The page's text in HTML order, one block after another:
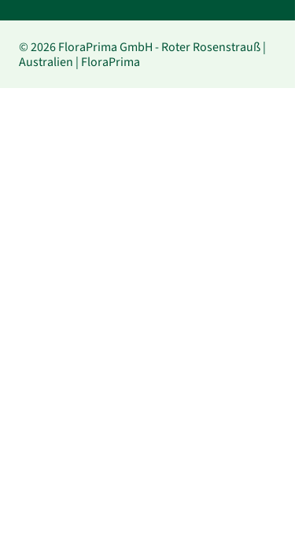
© 2026 FloraPrima GmbH - Roter Rosenstrauß |
Australien | FloraPrima